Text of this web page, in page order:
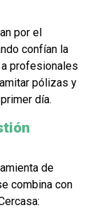
por el
confían la
a profesionales
pólizas y
día.
de
combina con